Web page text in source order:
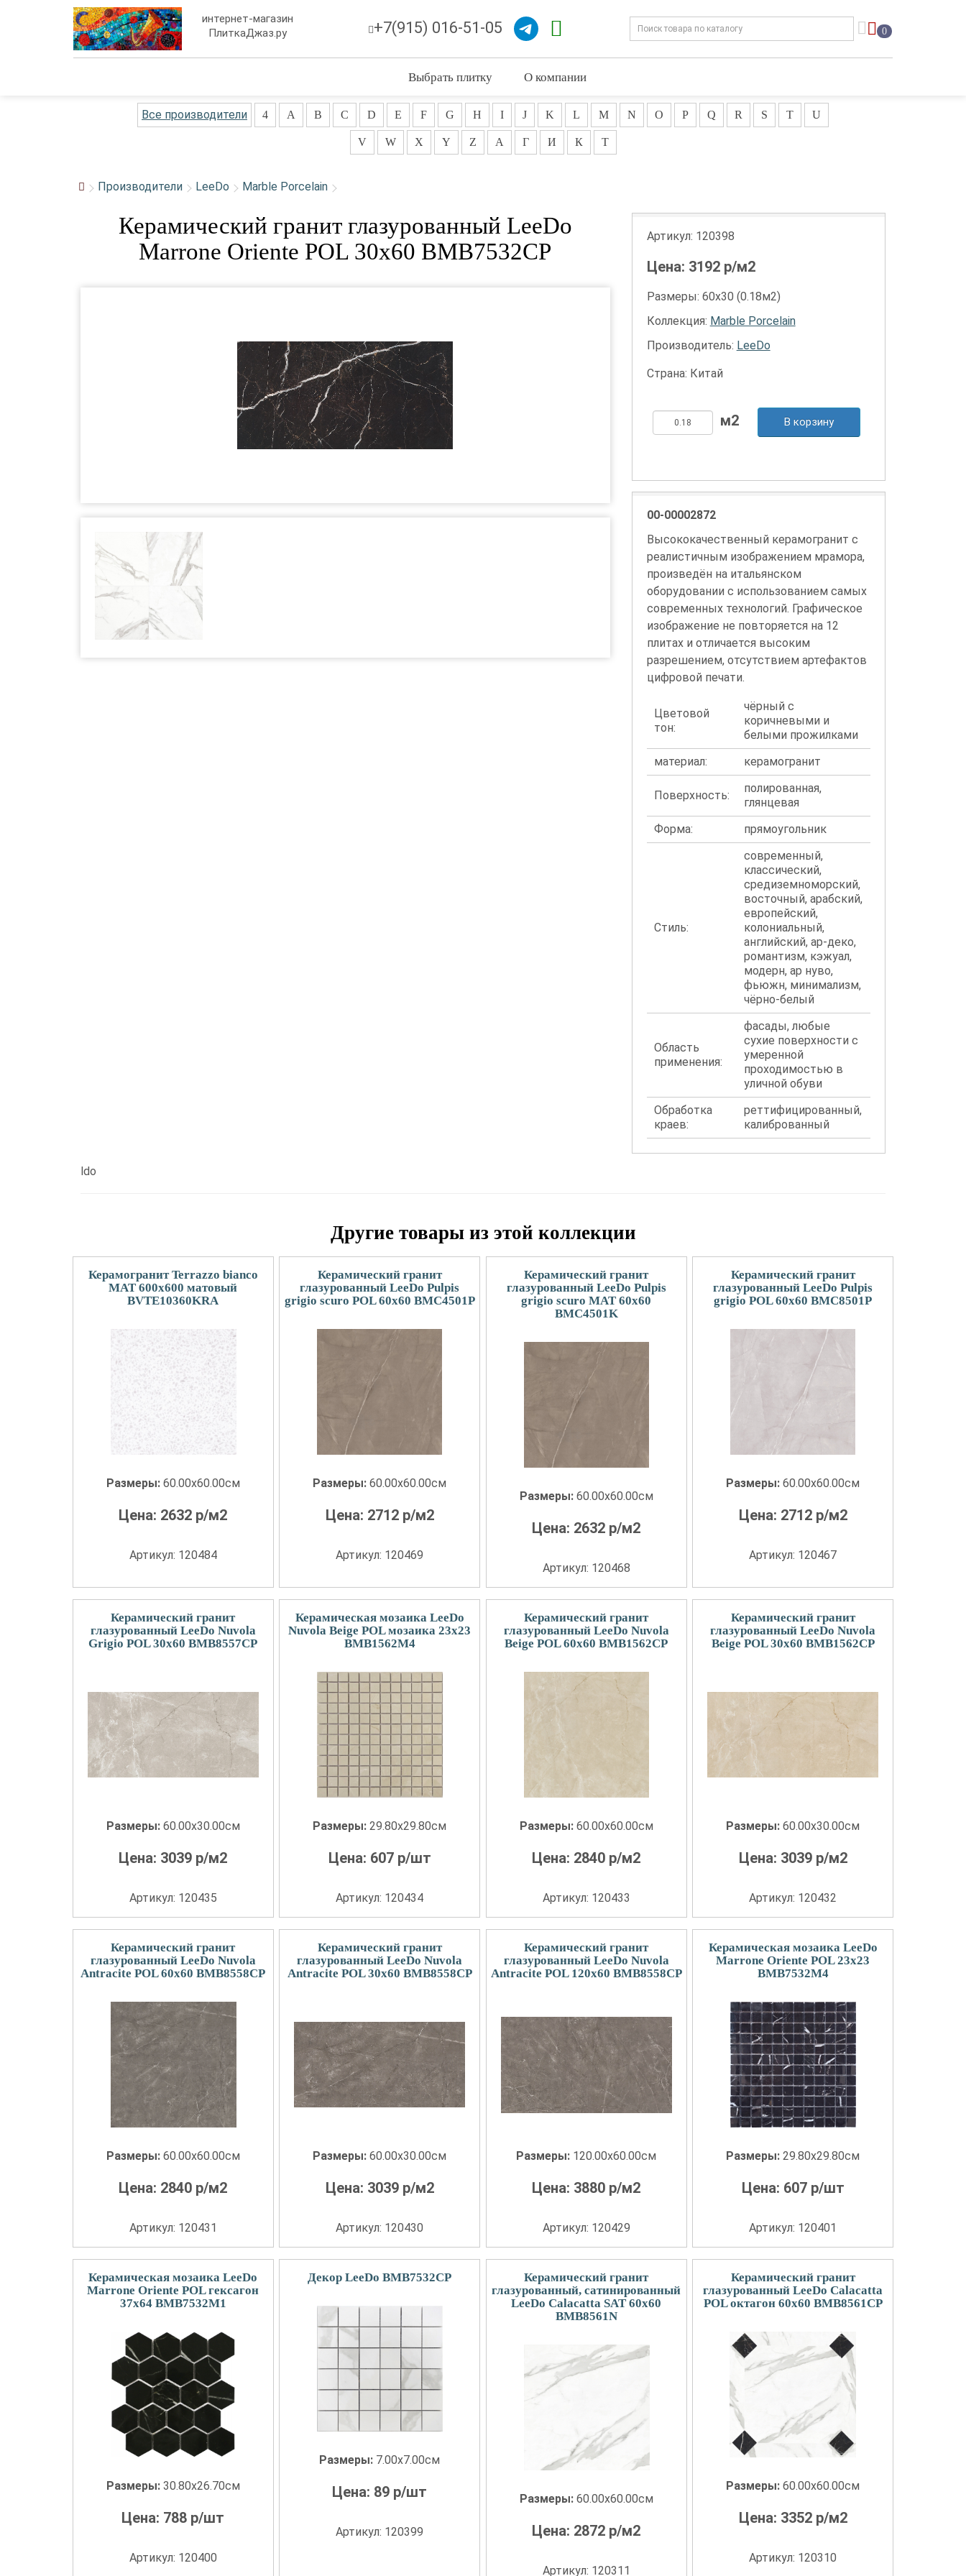
интернет-магазин
ПлиткаДжаз.ру
+7(915) 016-51-05 0
Выбрать плитку О компании
Все производители 4 A B C D E F G H I J K L M N O P Q R S T U
V W X Y Z А Г И К Т
Производители LeeDo Marble Porcelain
Керамический гранит глазурованный LeeDo
Marrone Oriente POL 30x60 BMB7532CP
Артикул: 120398
Цена: 3192р/м2
Размеры: 60х30 (0.18м2)
Коллекция: Marble Porcelain
Производитель: LeeDo
Страна: Китай
В корзину
00-00002872
Высококачественный керамогранит с
реалистичным изображением мрамора,
произведён на итальянском
оборудовании с использованием самых
современных технологий. Графическое
изображение не повторяется на 12
плитах и отличается высоким
разрешением, отсутствием артефактов
цифровой печати.
Цветовой
тон:
чёрный с
коричневыми и
белыми прожилками
материал:
керамогранит
Поверхность:
полированная,
глянцевая
Форма:
прямоугольник
Стиль:
современный,
классический,
средиземноморский,
восточный, арабский,
европейский,
колониальный,
английский, ар-деко,
романтизм, кэжуал,
модерн, ар нуво,
фьюжн, минимализм,
чёрно-белый
Область
применения:
фасады, любые
сухие поверхности с
умеренной
проходимостью в
уличной обуви
Обработка
краев:
реттифицированный,
калиброванный
ldo
Другие товары из этой коллекции
Керамогранит Terrazzo bianco
MAT 600х600 матовый
BVTE10360KRA
Размеры: 60.00x60.00см
Цена: 2632 р/м2
Артикул: 120484
Керамический гранит
глазурованный LeeDo Pulpis
grigio scuro POL 60x60 BMC4501P
Размеры:60.00x60.00см
Цена: 2712р/м2
Артикул: 120469
Керамический гранит
глазурованный LeeDo Pulpis
grigio scuro MAT 60x60
BMC4501K
Размеры: 60.00x60.00см
Цена: 2632 р/м2
Артикул: 120468
Керамический гранит
глазурованный LeeDo Pulpis
grigio POL 60x60 BMC8501P
Размеры:60.00x60.00см
Цена: 2712р/м2
Артикул: 120467
Керамический гранит
глазурованный LeeDo Nuvola
Grigio POL 30x60 BMB8557CP
Размеры: 60.00x30.00см
Цена: 3039 р/м2
Артикул: 120435
Керамическая мозаика LeeDo
Nuvola Beige POL мозаика 23x23
BMB1562M4
Размеры:29.80x29.80см
Цена: 607р/шт
Артикул: 120434
Керамический гранит
глазурованный LeeDo Nuvola
Beige POL 60x60 BMB1562CP
Размеры: 60.00x60.00см
Цена: 2840 р/м2
Артикул: 120433
Керамический гранит
глазурованный LeeDo Nuvola
Beige POL 30x60 BMB1562CP
Размеры:60.00x30.00см
Цена: 3039р/м2
Артикул: 120432
Керамический гранит
глазурованный LeeDo Nuvola
Antracite POL 60x60 BMB8558CP
Размеры: 60.00x60.00см
Цена: 2840 р/м2
Артикул: 120431
Керамический гранит
глазурованный LeeDo Nuvola
Antracite POL 30x60 BMB8558CP
Размеры:60.00x30.00см
Цена: 3039р/м2
Артикул: 120430
Керамический гранит
глазурованный LeeDo Nuvola
Antracite POL 120x60 BMB8558CP
Размеры: 120.00x60.00см
Цена: 3880 р/м2
Артикул: 120429
Керамическая мозаика LeeDo
Marrone Oriente POL 23x23
BMB7532M4
Размеры:29.80x29.80см
Цена: 607р/шт
Артикул: 120401
Керамическая мозаика LeeDo
Marrone Oriente POL гексагон
37x64 BMB7532M1
Размеры: 30.80x26.70см
Цена: 788 р/шт
Артикул: 120400
Декор LeeDo BMB7532CP
Размеры: 7.00x7.00см
Цена: 89 р/шт
Артикул: 120399
Керамический гранит
глазурованный, сатинированный
LeeDo Calacatta SAT 60x60
BMB8561N
Размеры: 60.00x60.00см
Цена: 2872 р/м2
Артикул: 120311
Керамический гранит
глазурованный LeeDo Calacatta
POL октагон 60x60 BMB8561CP
Размеры:60.00x60.00см
Цена: 3352р/м2
Артикул: 120310